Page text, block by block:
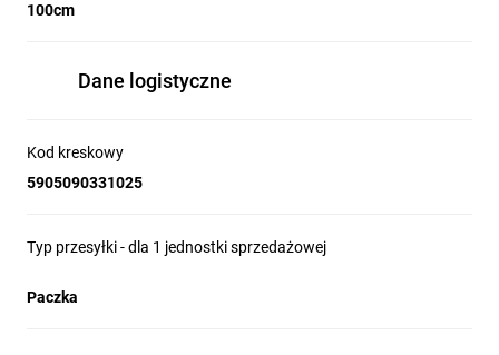
100cm
Dane logistyczne
Kod kreskowy
5905090331025
Typ przesyłki - dla 1 jednostki sprzedażowej
Paczka